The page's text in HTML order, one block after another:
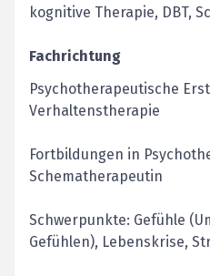
kognitive Therapie, DBT,
Fachrichtung
Psychotherapeutische
Verhaltenstherapie
Fortbildungen in
Schematherapeutin
Schwerpunkte: Gefühle
Gefühlen), Lebenskrise,